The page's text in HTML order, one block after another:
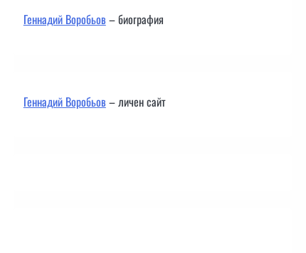
Геннадий Воробьов– биография
Геннадий Воробьов– личен сайт